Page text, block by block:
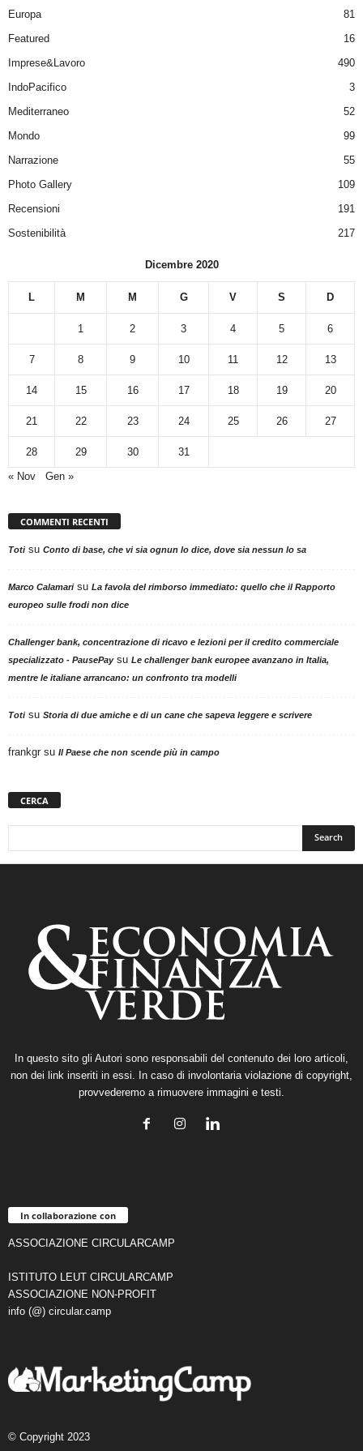
Europa
81
Featured
16
Imprese&Lavoro
490
IndoPacifico
3
Mediterraneo
52
Mondo
99
Narrazione
55
Photo Gallery
109
Recensioni
191
Sostenibilità
217
Dicembre 2020
L M M G V S D
1 2 3 4 5 6
7 8 9 10 11 12 13
14 15 16 17 18 19 20
21 22 23 24 25 26 27
28 29 30
31
« Nov
Gen »
COMMENTI RECENTI
Totisu Conto di base, che vi sia ognun lo dice, dove sia nessun lo sa
Marco Calamarisu La favola del rimborso immediato: quello che il Rapporto
europeo sulle frodi non dice
Challenger bank, concentrazione di ricavo e lezioni per il credito commerciale
specializzato - PausePaysu Le challenger bank europee avanzano in Italia,
mentre le italiane arrancano: un confronto tra modelli
Totisu Storia di due amiche e di un cane che sapeva leggere e scrivere
frankgr su Il Paese che non scende più in campo
CERCA
In questo sito gli Autori sono responsabili del contenuto dei loro articoli,
non dei link inseriti in essi. In caso di involontaria violazione di copyright,
provvederemo a rimuovere immagini e testi.
In collaborazione con
ASSOCIAZIONE CIRCULARCAMP
ISTITUTO LEUT CIRCULARCAMP
ASSOCIAZIONE NON-PROFIT
info (@) circular.camp
© Copyright 2023